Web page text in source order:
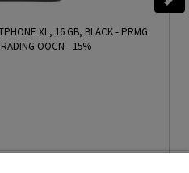
XL, 16 GB, BLACK - PRMG
OOCN - 15%